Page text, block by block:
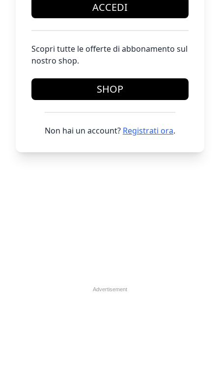
ACCEDI
Scopri tutte le offerte di abbonamento sul
nostro shop.
SHOP
Non hai un account? Registrati ora.